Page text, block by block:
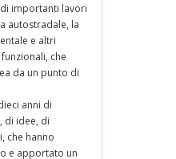
importanti lavori
autostradale, la
e altri
che
da un punto di
anni di
di idee, di
che hanno
e apportato un